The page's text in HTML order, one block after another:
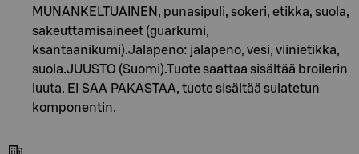
MUNANKELTUAINEN, punasipuli, sokeri, etikka, suola,
sakeuttamisaineet (guarkumi,
ksantaanikumi).Jalapeno: jalapeno, vesi, viinietikka,
suola.JUUSTO (Suomi).Tuote saattaa sisältää broilerin
luuta. EI SAA PAKASTAA, tuote sisältää sulatetun
komponentin.